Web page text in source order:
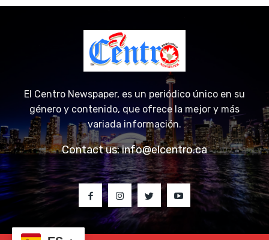
El Centro Newspaper, es un periódico único en su
género y contenido, que ofrece la mejor y más
variada información.
Contact us:info@elcentro.ca